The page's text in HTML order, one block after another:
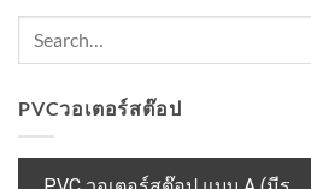
PVCวอเตอร์สต๊อป